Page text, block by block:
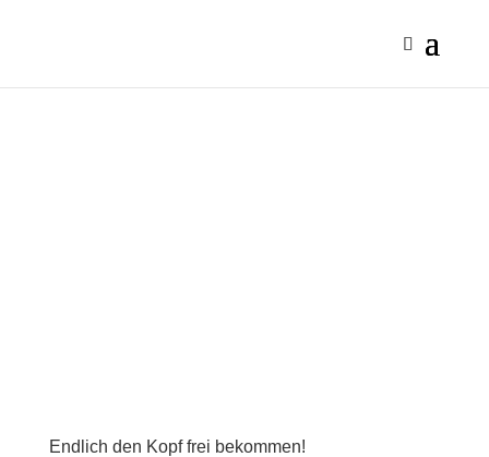
Endlich den Kopf frei bekommen!